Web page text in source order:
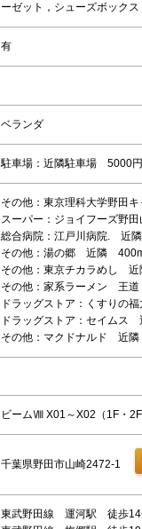
ーゼット，シューズボック
有
ベランダ
駐車場：近隣駐車場 5000
その他：東京理科大学野
スーパー：ジョイフーズ
総合病院：江戸川病院. 近
その他：湯の郷 近隣
その他：東京チカラめし
その他：家系ラーメン 王
ドラッグストア：くすり
ドラッグストア：セイム
その他：マクドナルド 近
ビームⅧ X01～X02（1F・
千葉県野田市山崎2472-1
東武野田線 運河駅 徒歩14